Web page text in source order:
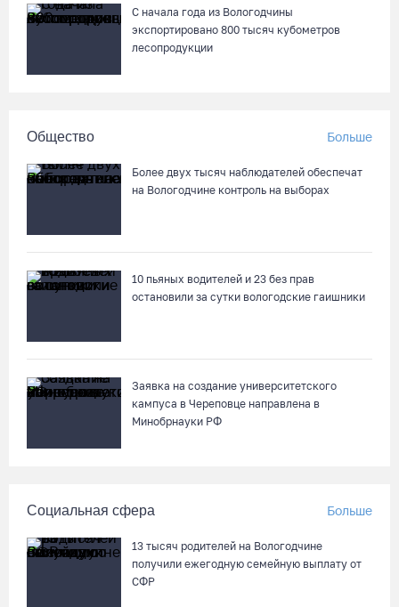
С начала года из Вологодчины
экспортировано 800 тысяч кубометров
лесопродукции
Общество Больше
Более двух тысяч наблюдателей обеспечат
на Вологодчине контроль на выборах
10 пьяных водителей и 23 без прав
остановили за сутки вологодские гаишники
Заявка на создание университетского
кампуса в Череповце направлена в
Минобрнауки РФ
Социальная сфера Больше
13 тысяч родителей на Вологодчине
получили ежегодную семейную выплату от
СФР